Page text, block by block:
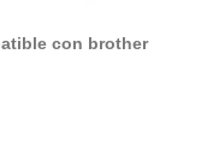
con brother